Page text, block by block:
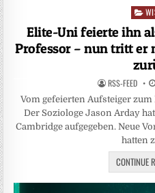
Elite-Uni feierte ihn
Professor – nun tritt er
RSS-FEED
Vom gefeierten Aufsteiger
Der Soziologe Jason Arday
Cambridge aufgegeben. Neue
hatten
CONTINUE